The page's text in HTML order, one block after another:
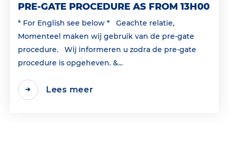
PRE-GATE PROCEDURE AS FROM 13H00
* For English see below * Geachte relatie,
Momenteel maken wij gebruik van de pre-gate
procedure. Wij informeren u zodra de pre-gate
procedure is opgeheven. &...
Lees meer